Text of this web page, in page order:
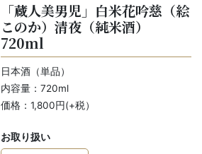
「蔵人美男児」白米花吟慈（絵
このか）清夜（純米酒）
720ml
日本酒（単品）
内容量：720ml
価格：1,800円(+税）
お取り扱い